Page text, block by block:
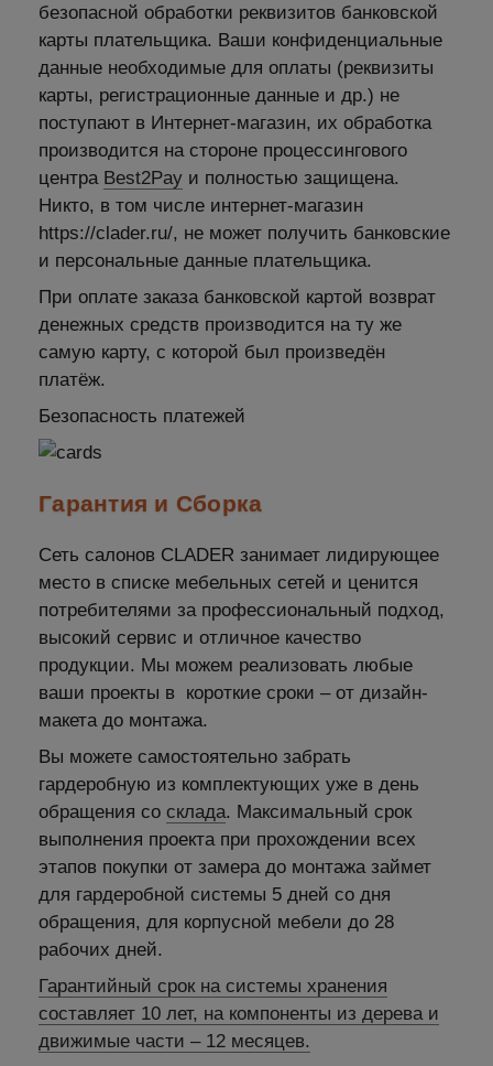
безопасной обработки реквизитов банковской
карты плательщика. Ваши конфиденциальные
данные необходимые для оплаты (реквизиты
карты, регистрационные данные и др.) не
поступают в Интернет-магазин, их обработка
производится на стороне процессингового
центра Best2Pay и полностью защищена.
Никто, в том числе интернет-магазин
https://clader.ru/, не может получить банковские
и персональные данные плательщика.
При оплате заказа банковской картой возврат
денежных средств производится на ту же
самую карту, с которой был произведён
платёж.
Безопасность платежей
Гарантия и Сборка
Сеть салонов CLADER занимает лидирующее
место в списке мебельных сетей и ценится
потребителями за профессиональный подход,
высокий сервис и отличное качество
продукции. Мы можем реализовать любые
ваши проекты в короткие сроки – от дизайн-
макета до монтажа.
Вы можете самостоятельно забрать
гардеробную из комплектующих уже в день
обращения со склада. Максимальный срок
выполнения проекта при прохождении всех
этапов покупки от замера до монтажа займет
для гардеробной системы 5 дней со дня
обращения, для корпусной мебели до 28
рабочих дней.
Гарантийный срок на системы хранения
составляет 10 лет, на компоненты из дерева и
движимые части – 12 месяцев.